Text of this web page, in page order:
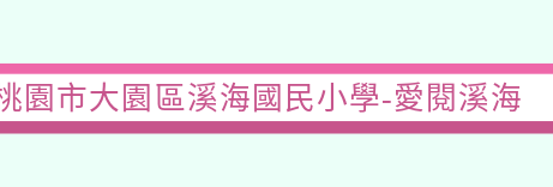
園市大園區溪海國民小學-愛閱溪海